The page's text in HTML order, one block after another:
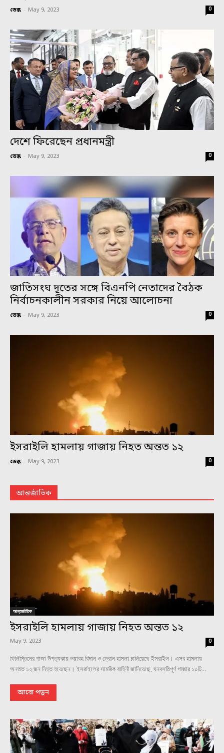
ডেস্ক - May 9, 2023 0
দেশে ফিরেছেন প্রধানমন্ত্রী
ডেস্ক - May 9, 2023 0
জাতিসংঘ দূতের সঙ্গে বিএনপি নেতাদের বৈঠক
নির্বাচনকালীন সরকার নিয়ে আলোচনা
ডেস্ক - May 9, 2023 0
ইসরাইলি হামলায় গাজায় নিহত অন্তত ১২
ডেস্ক - May 9, 2023 0
আন্তর্জাতিক
আন্তর্জাতিক
ইসরাইলি হামলায় গাজায় নিহত অন্তত ১২
May 9, 2023 0
ফিলিস্তিনের গাজা উপত্যকায় ভয়াবহ বিমান ও ড্রোন হামলা চালিয়েছে ইসরাইল। এসব হামলায়
অন্তত ১২ জন নিহত হয়েছেন। ইসরাইলের সামরিক বাহিনী জানিয়েছে, ঘনবসতিপূর্ণ গাজার ১০টি...
আরো পড়ুন